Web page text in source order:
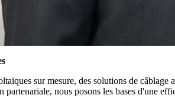
sur mesure, des solutions de
nous posons les bases d'une